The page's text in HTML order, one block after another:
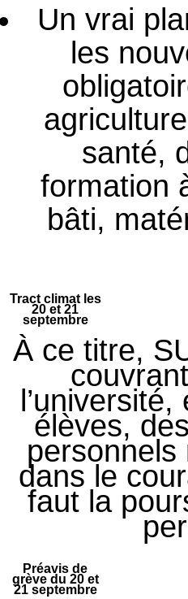
Un vrai
les
santé,
formation
bâti,
Tract climat les
20 et 21
septembre
À ce titre,
élèves,
personnels
dans le
faut la
Préavis de
grève du 20 et
21 septembre